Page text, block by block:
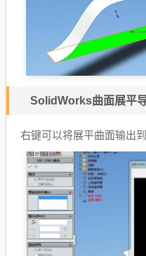
SolidWorks曲面展平
右键可以将展平曲面输出